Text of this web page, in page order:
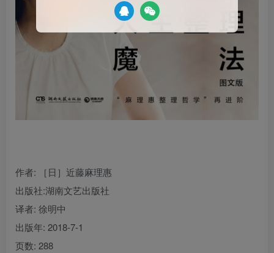
作者: ［日］近藤麻理惠
出版社:湖南文艺出版社
译者: 徐明中
出版年: 2018-7-1
页数: 288